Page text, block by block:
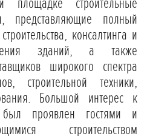
строительные
представляющие полный
консалтинга и
зданий, а также
широкого спектра
строительной техники,
Большой интерес к
был проявлен гостями и
строительством